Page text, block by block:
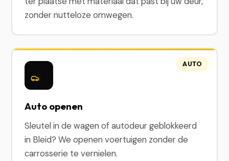
zonder nutteloze omwegen.
Auto openen
Sleutel in de wagen of autodeur geblokkeerd
in Bleid? We openen voertuigen zonder de
carrosserie te vernielen.
AUTO